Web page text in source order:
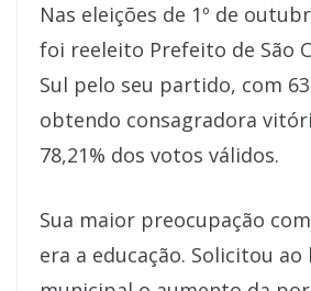
Nas eleições de 1º de
foi reeleito Prefeito de São
Sul pelo seu partido, com
obtendo consagradora
78,21% dos votos válidos.
Sua maior preocupação
era a educação. Solicitou